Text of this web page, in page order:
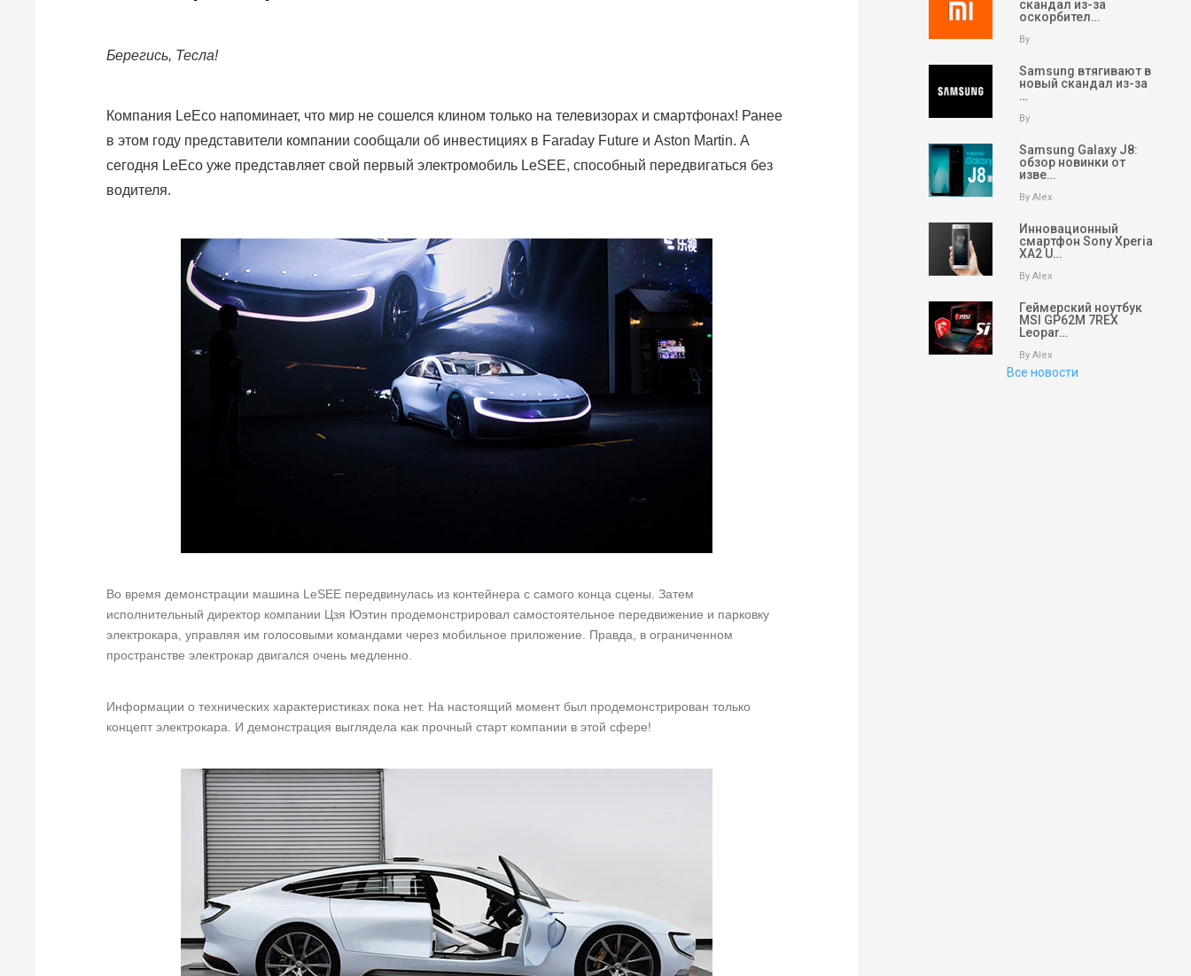
Берегись, Тесла!
Компания LeEco напоминает, что мир не сошелся клином только на телевизорах и смартфонах! Ранее
в этом году представители компании сообщали об инвестициях в Faraday Future и Aston Martin. А
сегодня LeEco уже представляет свой первый электромобиль LeSEE, способный передвигаться без
водителя.
Во время демонстрации машина LeSEE передвинулась из контейнера с самого конца сцены. Затем
исполнительный директор компании Цзя Юэтин продемонстрировал самостоятельное передвижение и парковку
электрокара, управляя им голосовыми командами через мобильное приложение. Правда, в ограниченном
пространстве электрокар двигался очень медленно.
Информации о технических характеристиках пока нет. На настоящий момент был продемонстрирован только
концепт электрокара. И демонстрация выглядела как прочный старт компании в этой сфере!
скандал из-за
оскорбител…
By
Samsung втягивают в
новый скандал из-за
…
By
Samsung Galaxy J8:
обзор новинки от
изве…
By Alex
Инновационный
смартфон Sony Xperia
XA2 U…
By Alex
Геймерский ноутбук
MSI GP62M 7REX
Leopar…
By Alex
Все новости